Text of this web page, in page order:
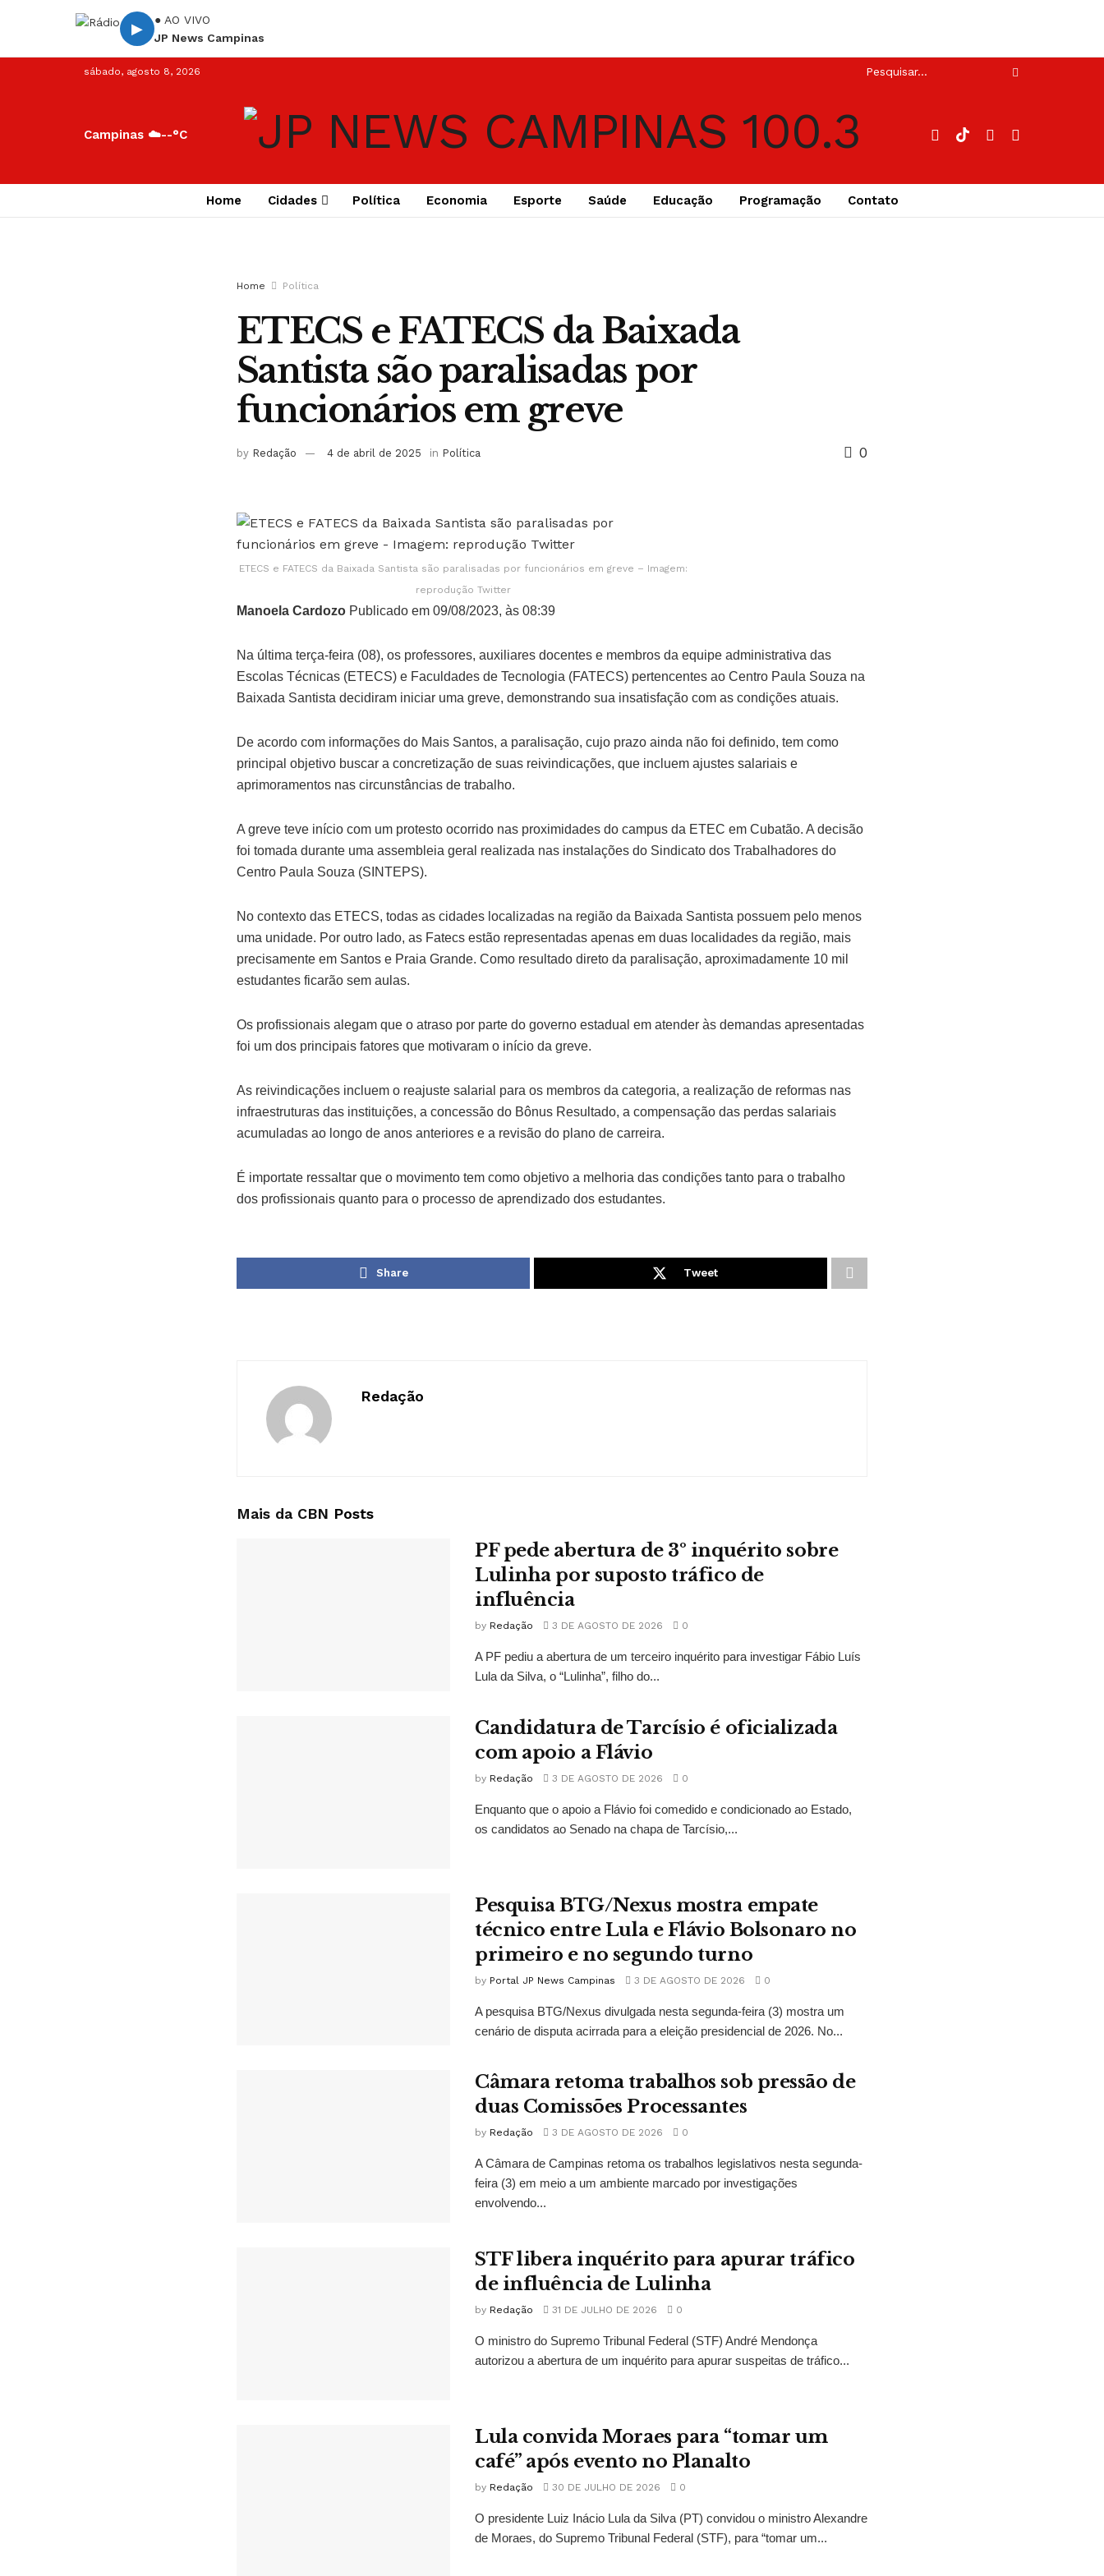
▶
● AO VIVO
JP News Campinas
sábado, agosto 8, 2026
Campinas ☁️--°C
Home Cidades Política Economia Esporte Saúde Educação Programação Contato
Home Política
ETECS e FATECS da Baixada
Santista são paralisadas por
funcionários em greve
by Redação 4 de abril de 2025 in Política 0
ETECS e FATECS da Baixada Santista são paralisadas por funcionários em greve – Imagem:
reprodução Twitter
Manoela Cardozo Publicado em 09/08/2023, às 08:39
Na última terça-feira (08), os professores, auxiliares docentes e membros da equipe administrativa das
Escolas Técnicas (ETECS) e Faculdades de Tecnologia (FATECS) pertencentes ao Centro Paula Souza na
Baixada Santista decidiram iniciar uma greve, demonstrando sua insatisfação com as condições atuais.
De acordo com informações do Mais Santos, a paralisação, cujo prazo ainda não foi definido, tem como
principal objetivo buscar a concretização de suas reivindicações, que incluem ajustes salariais e
aprimoramentos nas circunstâncias de trabalho.
A greve teve início com um protesto ocorrido nas proximidades do campus da ETEC em Cubatão. A decisão
foi tomada durante uma assembleia geral realizada nas instalações do Sindicato dos Trabalhadores do
Centro Paula Souza (SINTEPS).
No contexto das ETECS, todas as cidades localizadas na região da Baixada Santista possuem pelo menos
uma unidade. Por outro lado, as Fatecs estão representadas apenas em duas localidades da região, mais
precisamente em Santos e Praia Grande. Como resultado direto da paralisação, aproximadamente 10 mil
estudantes ficarão sem aulas.
Os profissionais alegam que o atraso por parte do governo estadual em atender às demandas apresentadas
foi um dos principais fatores que motivaram o início da greve.
As reivindicações incluem o reajuste salarial para os membros da categoria, a realização de reformas nas
infraestruturas das instituições, a concessão do Bônus Resultado, a compensação das perdas salariais
acumuladas ao longo de anos anteriores e a revisão do plano de carreira.
É importate ressaltar que o movimento tem como objetivo a melhoria das condições tanto para o trabalho
dos profissionais quanto para o processo de aprendizado dos estudantes.
Share Tweet
Redação
Mais da CBN Posts
PF pede abertura de 3º inquérito sobre
Lulinha por suposto tráfico de
influência
by Redação 3 DE AGOSTO DE 2026 0
A PF pediu a abertura de um terceiro inquérito para investigar Fábio Luís
Lula da Silva, o “Lulinha”, filho do...
Candidatura de Tarcísio é oficializada
com apoio a Flávio
by Redação 3 DE AGOSTO DE 2026 0
Enquanto que o apoio a Flávio foi comedido e condicionado ao Estado,
os candidatos ao Senado na chapa de Tarcísio,...
Pesquisa BTG/Nexus mostra empate
técnico entre Lula e Flávio Bolsonaro no
primeiro e no segundo turno
by Portal JP News Campinas 3 DE AGOSTO DE 2026 0
A pesquisa BTG/Nexus divulgada nesta segunda-feira (3) mostra um
cenário de disputa acirrada para a eleição presidencial de 2026. No...
Câmara retoma trabalhos sob pressão de
duas Comissões Processantes
by Redação 3 DE AGOSTO DE 2026 0
A Câmara de Campinas retoma os trabalhos legislativos nesta segunda-
feira (3) em meio a um ambiente marcado por investigações
envolvendo...
STF libera inquérito para apurar tráfico
de influência de Lulinha
by Redação 31 DE JULHO DE 2026 0
O ministro do Supremo Tribunal Federal (STF) André Mendonça
autorizou a abertura de um inquérito para apurar suspeitas de tráfico...
Lula convida Moraes para “tomar um
café” após evento no Planalto
by Redação 30 DE JULHO DE 2026 0
O presidente Luiz Inácio Lula da Silva (PT) convidou o ministro Alexandre
de Moraes, do Supremo Tribunal Federal (STF), para “tomar um...